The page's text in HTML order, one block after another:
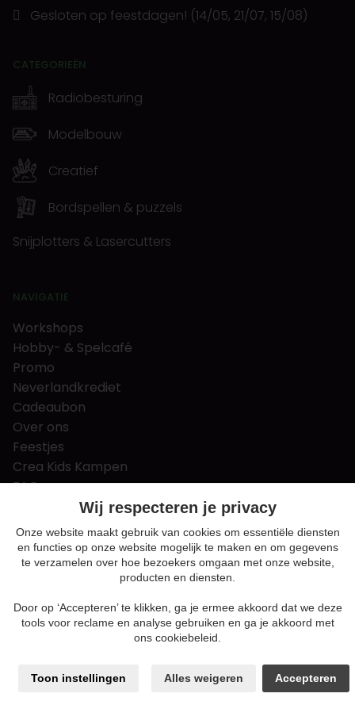
Gesloten op feestdagen! (14/05, 21/07, 15/08)
CATEGORIEËN
Radiobesturing
Modelbouw
Creatief
Bordspellen & puzzels
Snijplotters & Lasercutters
NAVIGATIE
Workshops
Hobby- & Spelcafé
Promo
Neverlandkrediet
Cadeaubon
Over ons
Feestjes
Crea Kids Kampen
FAQ
Tips & tricks
Contact
Nieuws & Vacatures
Algemene voorwaarden
Privacy en cookie policy
Sitemap
Wij respecteren je privacy
Onze website maakt gebruik van cookies om essentiële diensten
en functies op onze website mogelijk te maken en om gegevens
te verzamelen over hoe bezoekers omgaan met onze website,
producten en diensten.
Door op ‘Accepteren’ te klikken, ga je ermee akkoord dat we deze
tools voor reclame en analyse gebruiken en ga je akkoord met
ons cookiebeleid.
Toon instellingen Alles weigeren Accepteren